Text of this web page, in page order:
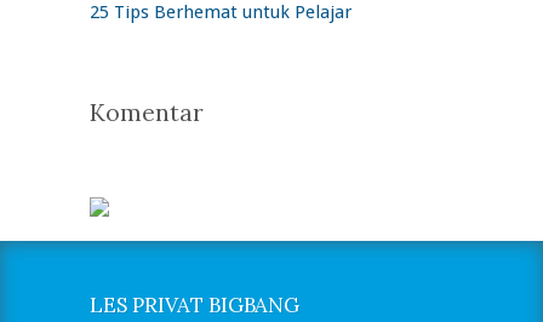
25 Tips Berhemat untuk Pelajar
Komentar
LES PRIVAT BIGBANG